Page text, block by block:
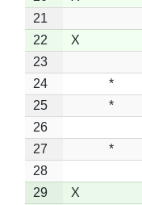
21
22
X
23
24
*
25
*
26
27
*
28
29
X